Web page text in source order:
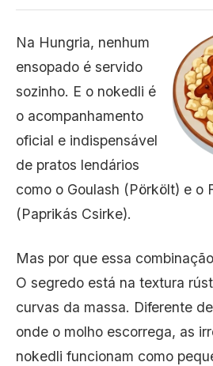
Na Hungria, nenhum
ensopado é servido
sozinho. E o nokedli é
o acompanhamento
oficial e indispensável
de pratos lendários
como o Goulash (Pörkölt) e o
(Paprikás Csirke).
Mas por que essa
O segredo está na textura
curvas da massa. Diferente
onde o molho escorrega, as
nokedli funcionam como